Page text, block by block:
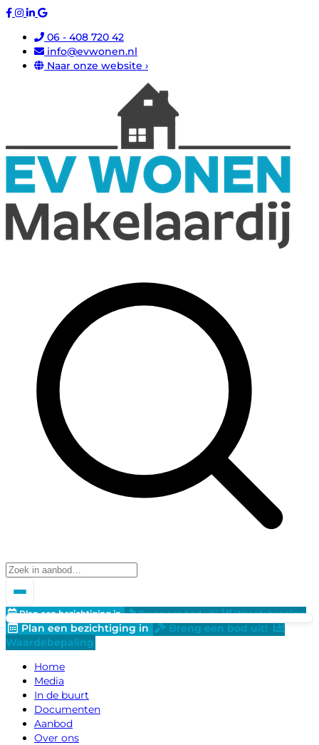
06 - 408 720 42
info@evwonen.nl
Naar onze website ›
Plan een bezichtiging in Breng een bod uit! Waardebepaling
Plan een bezichtiging in
Breng een bod uit!
Waardebepaling
Home
Media
In de buurt
Documenten
Aanbod
Over ons